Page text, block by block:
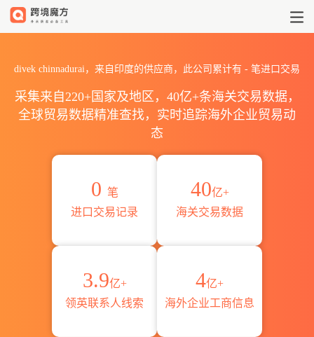
divek chinnadurai，来自印度的供应商，此公司累计有 - 笔进口交易
采集来自220+国家及地区，40亿+条海关交易数据，
全球贸易数据精准查找，实时追踪海外企业贸易动
态
0 笔
进口交易记录
40亿+
海关交易数据
3.9亿+
领英联系人线索
4亿+
海外企业工商信息